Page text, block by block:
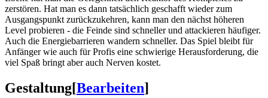
zerstören. Hat man es dann tatsächlich geschafft wieder zum
Ausgangspunkt zurückzukehren, kann man den nächst höheren
Level probieren - die Feinde sind schneller und attackieren häufiger.
Auch die Energiebarrieren wandern schneller. Das Spiel bleibt für
Anfänger wie auch für Profis eine schwierige Herausforderung, die
viel Spaß bringt aber auch Nerven kostet.
Gestaltung[Bearbeiten]